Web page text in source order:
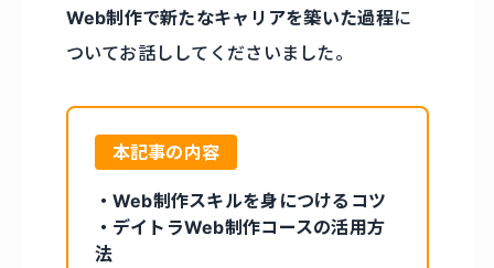
Web制作で新たなキャリアを築いた過程に
ついてお話ししてくださいました。
本記事の内容
・Web制作スキルを身につけるコツ
・デイトラWeb制作コースの活用方
法